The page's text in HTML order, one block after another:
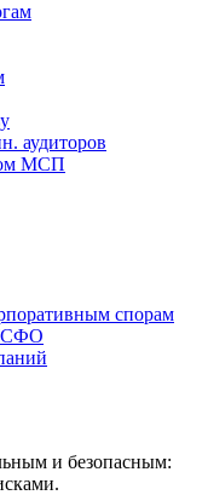
аудиторов
МСП
спорам
и безопасным: